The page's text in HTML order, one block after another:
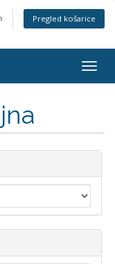
Pregled košarice